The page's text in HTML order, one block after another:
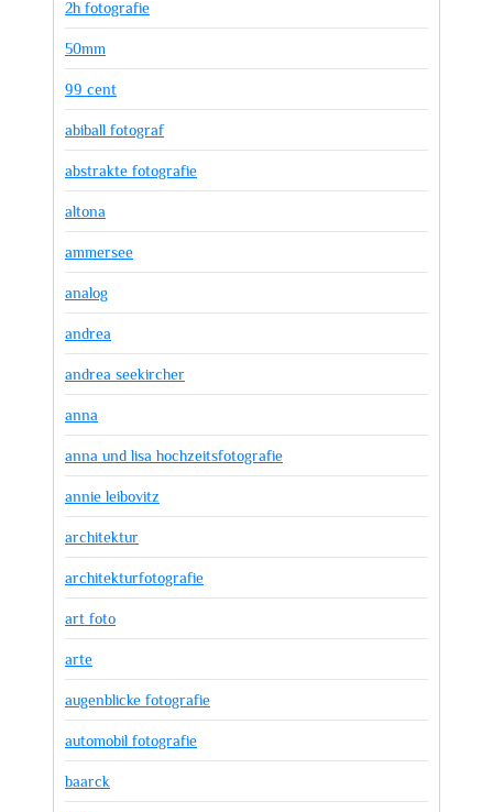
2h fotografie
50mm
99 cent
abiball fotograf
abstrakte fotografie
altona
ammersee
analog
andrea
andrea seekircher
anna
anna und lisa hochzeitsfotografie
annie leibovitz
architektur
architekturfotografie
art foto
arte
augenblicke fotografie
automobil fotografie
baarck